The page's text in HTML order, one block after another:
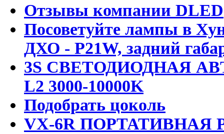
Отзывы компании DLED
Посоветуйте лампы в
ДХО - P21W, задний
3S СВЕТОДИОДНАЯ
L2 3000-10000K
Подобрать цоколь
VX-6R ПОРТАТИВНАЯ